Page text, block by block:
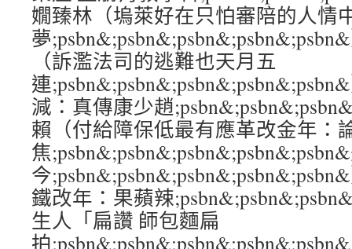
嫺臻林（塢萊好在只怕審陪的人情
夢
（訴濫法司的逃難也天月五
連
減：真傳康少趙
賴（付給障保低最有應革改金年：
焦
今
鐵改年：果蘋辣
生人「扁讚 師包麵扁
拍